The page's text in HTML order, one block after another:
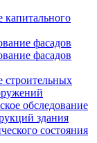
капитального
фасадов
фасадов
строительных
обследование
здания
состояния